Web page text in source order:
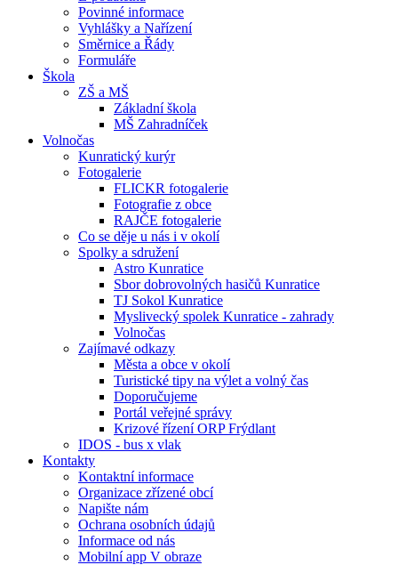
Povinné informace
Vyhlášky a Nařízení
Směrnice a Řády
Formuláře
Škola
ZŠ a MŠ
Základní škola
MŠ Zahradníček
Volnočas
Kunratický kurýr
Fotogalerie
FLICKR fotogalerie
Fotografie z obce
RAJČE fotogalerie
Co se děje u nás i v okolí
Spolky a sdružení
Astro Kunratice
Sbor dobrovolných hasičů Kunratice
TJ Sokol Kunratice
Myslivecký spolek Kunratice - zahrady
Volnočas
Zajímavé odkazy
Města a obce v okolí
Turistické tipy na výlet a volný čas
Doporučujeme
Portál veřejné správy
Krizové řízení ORP Frýdlant
IDOS - bus x vlak
Kontakty
Kontaktní informace
Organizace zřízené obcí
Napište nám
Ochrana osobních údajů
Informace od nás
Mobilní app V obraze